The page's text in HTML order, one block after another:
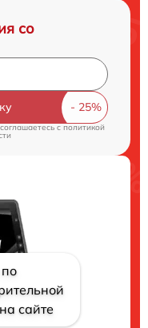
со
cполитикой
сайте